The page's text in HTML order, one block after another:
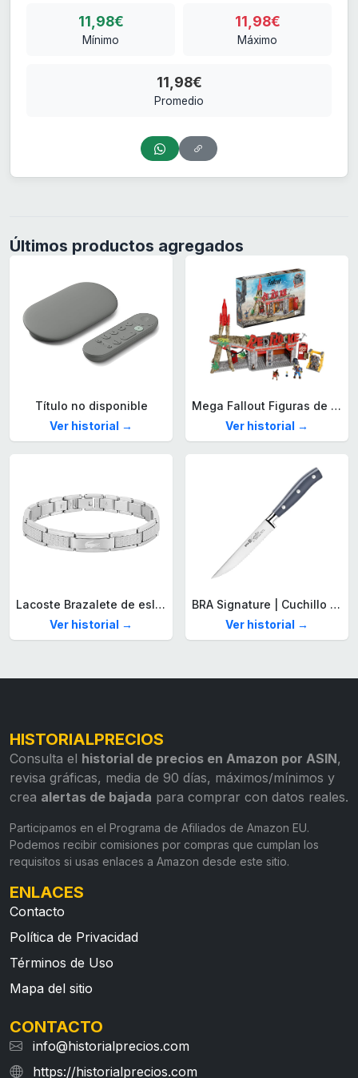
11,98€
Mínimo
11,98€
Máximo
11,98€
Promedio
Últimos productos agregados
Título no disponible
Ver historial →
Mega Fallout Figuras de acción y Juguetes de construcción, Parada de Camiones Red Rocket con 824 Piezas, 2 Personajes articulados y Accesorios, para coleccionistas, HXT00
Ver historial →
Lacoste Brazalete de eslabón para Hombre Colección STENCIL de Acero inoxidable
Ver historial →
BRA Signature | Cuchillo tomatero 120 mm, Acero Inoxidable alemán forjado con Molibdeno Vanadio, Mango Remachado ABS, Diseño Ergonómico, Hoja 1,6 mm espesor
Ver historial →
HISTORIALPRECIOS
Consulta el historial de precios en Amazon por ASIN,
revisa gráficas, media de 90 días, máximos/mínimos y
crea alertas de bajada para comprar con datos reales.
Participamos en el Programa de Afiliados de Amazon EU.
Podemos recibir comisiones por compras que cumplan los
requisitos si usas enlaces a Amazon desde este sitio.
ENLACES
Contacto
Política de Privacidad
Términos de Uso
Mapa del sitio
CONTACTO
info@historialprecios.com
https://historialprecios.com